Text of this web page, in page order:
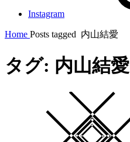
Instagram
Home Posts tagged 内山結愛
タグ: 内山結愛